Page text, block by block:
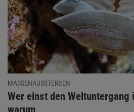
MASSENAUSSTERBEN
:
Wer einst den Weltuntergang
warum